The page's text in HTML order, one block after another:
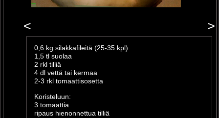
< >
0,6 kg silakkafileitä (25-35 kpl)
1,5 tl suolaa
2 rkl tilliä
4 dl vettä tai kermaa
2-3 rkl tomaattisosetta
Koristeluun:
3 tomaattia
ripaus hienonnettua tilliä